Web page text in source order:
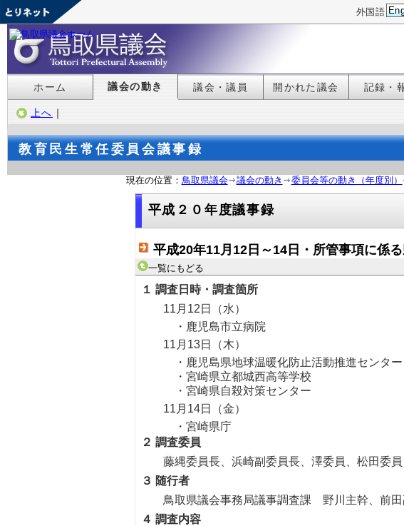
外国語
ホーム 議会の動き 議会・議員 開かれた議会 記録・
上へ ｜
教育民生常任委員会議事録
現在の位置： 鳥取県議会 議会の動き 委員会等の動き（年度別）
平成２０年度議事録
平成20年11月12日～14日・所管事項に係
一覧にもどる
１ 調査日時・調査箇所
11月12日（水）
・鹿児島市立病院
11月13日（木）
・鹿児島県地球温暖化防止活動推進センター
・宮崎県立都城西高等学校
・宮崎県自殺対策センター
11月14日（金）
・宮崎県庁
２ 調査委員
藤縄委員長、浜崎副委員長、澤委員、松田委
３ 随行者
鳥取県議会事務局議事調査課 野川主幹、前田
４ 調査内容